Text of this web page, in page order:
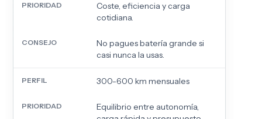
Coste, eficiencia y carga
cotidiana.
No pagues batería grande si
casi nunca la usas.
300-600 km mensuales
Equilibrio entre autonomía,